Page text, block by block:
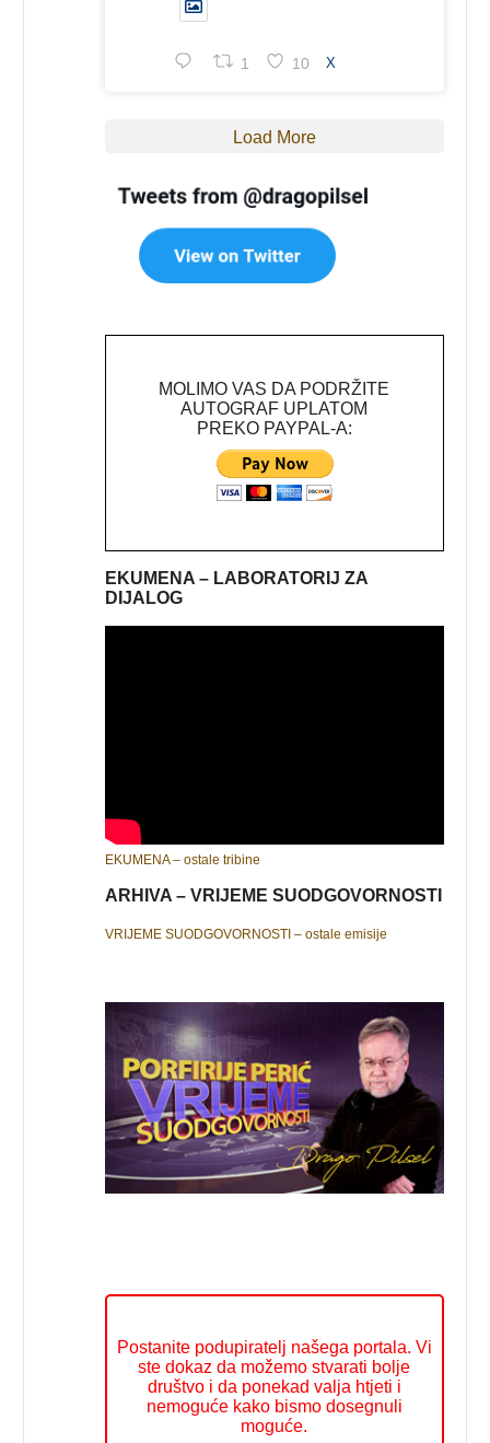
1 10 X
Load More
MOLIMO VAS DA PODRŽITE
AUTOGRAF UPLATOM
PREKO PAYPAL-A:
EKUMENA – LABORATORIJ ZA
DIJALOG
EKUMENA – ostale tribine
ARHIVA – VRIJEME SUODGOVORNOSTI
VRIJEME SUODGOVORNOSTI – ostale emisije
Postanite podupiratelj našega portala. Vi
ste dokaz da možemo stvarati bolje
društvo i da ponekad valja htjeti i
nemoguće kako bismo dosegnuli
moguće.